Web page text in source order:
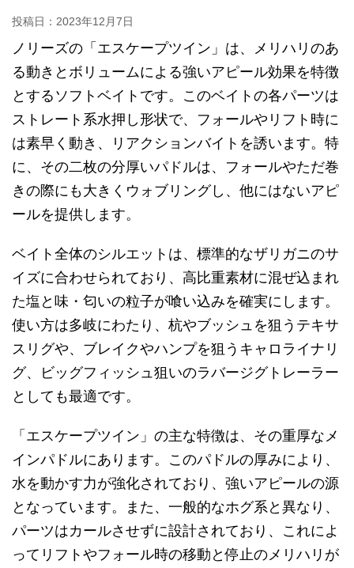
投稿日： 2023年12月7日
ノリーズの「エスケープツイン」は、メリハリのあ
る動きとボリュームによる強いアピール効果を特徴
とするソフトベイトです。このベイトの各パーツは
ストレート系水押し形状で、フォールやリフト時に
は素早く動き、リアクションバイトを誘います。特
に、その二枚の分厚いパドルは、フォールやただ巻
きの際にも大きくウォブリングし、他にはないアピ
ールを提供します。
ベイト全体のシルエットは、標準的なザリガニのサ
イズに合わせられており、高比重素材に混ぜ込まれ
た塩と味・匂いの粒子が喰い込みを確実にします。
使い方は多岐にわたり、杭やブッシュを狙うテキサ
スリグや、ブレイクやハンプを狙うキャロライナリ
グ、ビッグフィッシュ狙いのラバージグトレーラー
としても最適です。
「エスケープツイン」の主な特徴は、その重厚なメ
インパドルにあります。このパドルの厚みにより、
水を動かす力が強化されており、強いアピールの源
となっています。また、一般的なホグ系と異なり、
パーツはカールさせずに設計されており、これによ
ってリフトやフォール時の移動と停止のメリハリが